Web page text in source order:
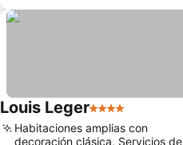
Louis Leger4 Estrellas
Habitaciones amplias con
decoración clásica, Servicios de